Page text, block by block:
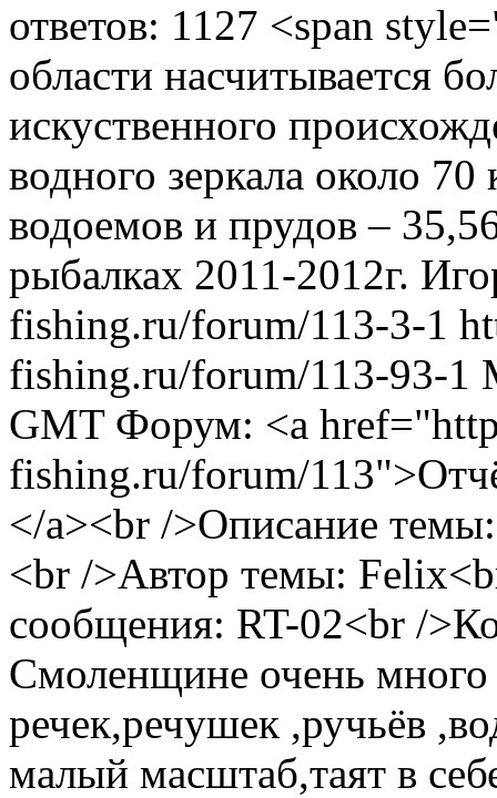
ответов: 1127 <span
области насчитывается
искуственного
водного зеркала около
водоемов и прудов –
рыбалках 2011-2012г.
fishing.ru/forum/113-3-1
fishing.ru/forum/113-93-1
GMT Форум: <a
fishing.ru/forum/
</a><br />Описание
<br />Автор темы:
сообщения: RT-02<br /
Смоленщине очень много
речек,речушек ,ручьёв
малый масштаб,таят в